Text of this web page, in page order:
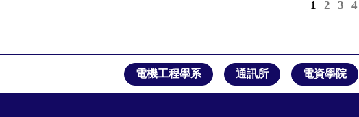
電機工程學系 通訊所 電資學院